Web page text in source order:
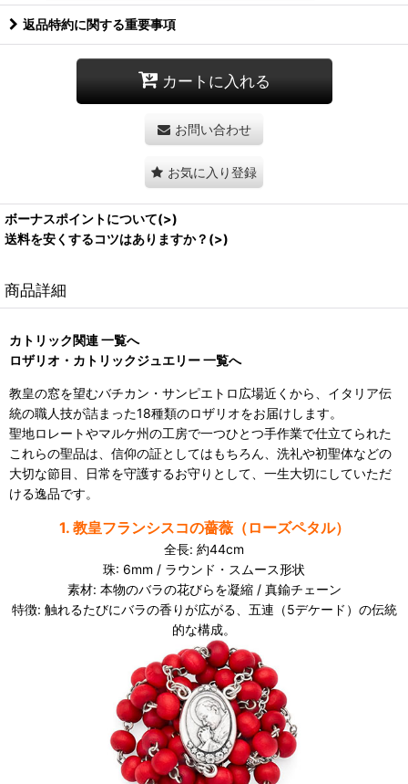
返品特約に関する重要事項
カートに入れる
お問い合わせ
お気に入り登録
ボーナスポイントについて(>)
送料を安くするコツはありますか？(>)
商品詳細
カトリック関連 一覧へ
ロザリオ・カトリックジュエリー 一覧へ
教皇の窓を望むバチカン・サンピエトロ広場近くから、イタリア伝
統の職人技が詰まった18種類のロザリオをお届けします。
聖地ロレートやマルケ州の工房で一つひとつ手作業で仕立てられた
これらの聖品は、信仰の証としてはもちろん、洗礼や初聖体などの
大切な節目、日常を守護するお守りとして、一生大切にしていただ
ける逸品です。
1. 教皇フランシスコの薔薇（ローズペタル）
全長: 約44cm
珠: 6mm / ラウンド・スムース形状
素材: 本物のバラの花びらを凝縮 / 真鍮チェーン
特徴: 触れるたびにバラの香りが広がる、五連（5デケード）の伝統
的な構成。